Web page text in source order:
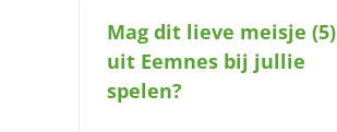
Mag dit lieve meisje (5)
uit Eemnes bij jullie
spelen?